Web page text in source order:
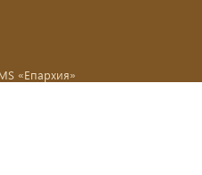
«Епархия»